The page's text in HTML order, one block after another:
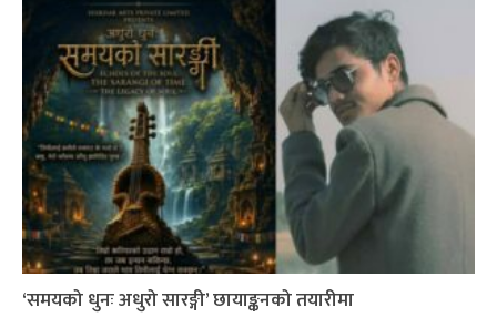
‘समयको धुनः अधुरो सारङ्गी’ छायाङ्कनको तयारीमा